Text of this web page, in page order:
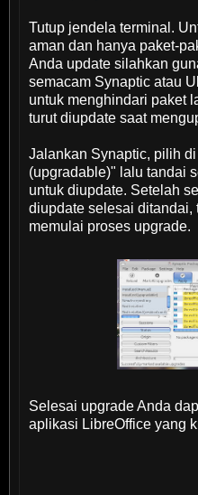
Tutup jendela terminal.
aman dan hanya paket-
Anda update silahkan
semacam Synaptic atau
untuk menghindari paket
turut diupdate saat
Jalankan Synaptic, pilih
(upgradable)" lalu tandai
untuk diupdate. Setelah
diupdate selesai
memulai proses upgrade.
Selesai upgrade Anda
aplikasi LibreOffice yang